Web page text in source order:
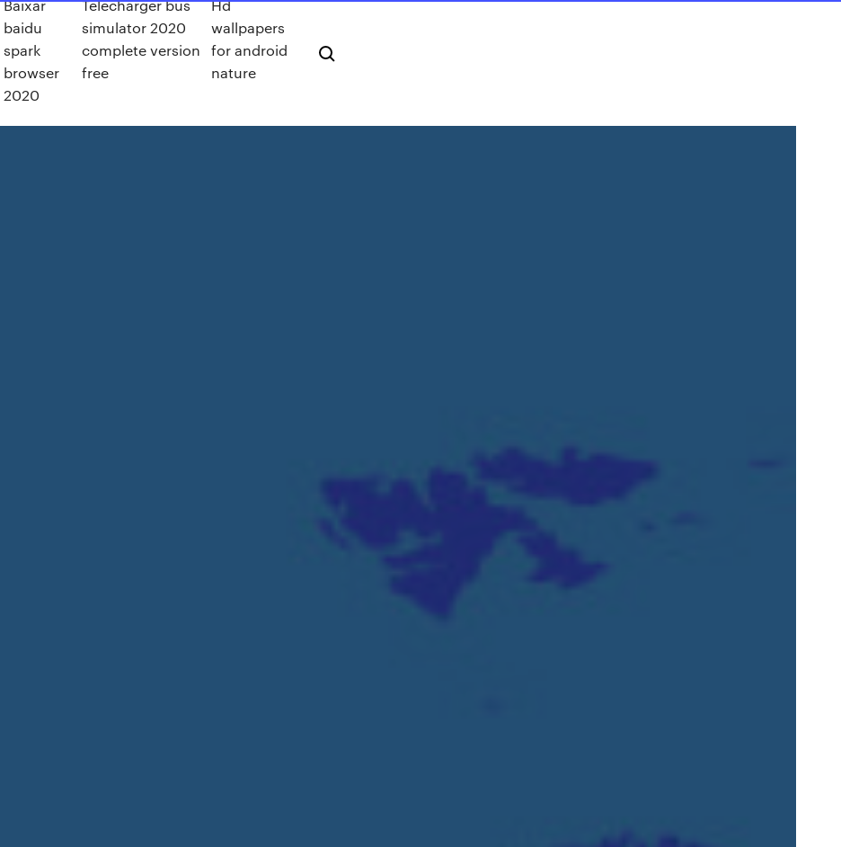
Baixar
baidu
spark
browser
2020
Télécharger bus
simulator 2020
complete version
free
Hd
wallpapers
for android
nature